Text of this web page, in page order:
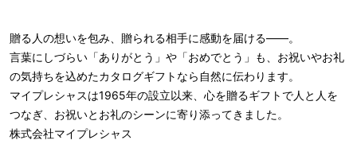
贈る人の想いを包み、贈られる相手に感動を届ける――。
言葉にしづらい「ありがとう」や「おめでとう」も、お祝いやお礼
の気持ちを込めたカタログギフトなら自然に伝わります。
マイプレシャスは1965年の設立以来、心を贈るギフトで人と人を
つなぎ、お祝いとお礼のシーンに寄り添ってきました。
株式会社マイプレシャス